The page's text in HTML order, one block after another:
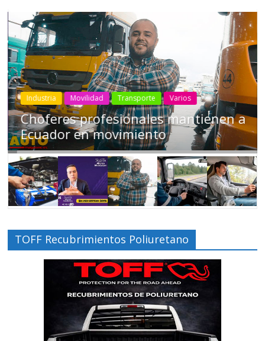
Industria Movilidad Transporte Varios
Choferes profesionales mantienen a
Ecuador en movimiento
TOFF Recubrimientos Poliuretano